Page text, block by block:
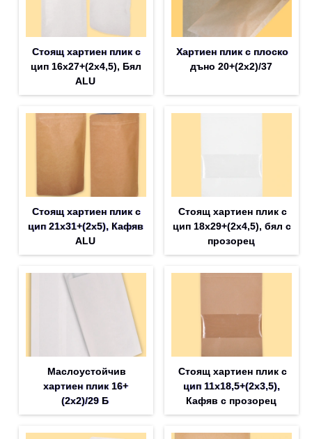
Стоящ хартиен плик с
цип 16х27+(2х4,5), Бял
ALU
Хартиен плик с плоско
дъно 20+(2х2)/37
Стоящ хартиен плик с
цип 21х31+(2х5), Кафяв
ALU
Стоящ хартиен плик с
цип 18х29+(2х4,5), бял с
прозорец
Маслоустойчив
хартиен плик 16+
(2х2)/29 Б
Стоящ хартиен плик с
цип 11х18,5+(2х3,5),
Кафяв с прозорец